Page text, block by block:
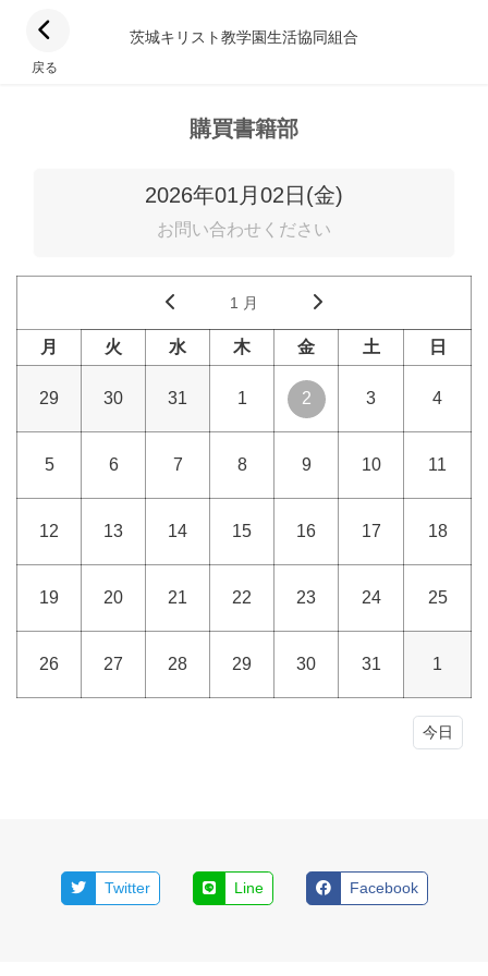
戻る
茨城キリスト教学園生活協同組合
購買書籍部
2026年01月02日(金)
お問い合わせください
1 月
月 火 水 木 金 土 日
29 30 31 1 2 3 4
5 6 7 8 9 10 11
12 13 14 15 16 17 18
19 20 21 22 23 24 25
26 27 28 29 30 31 1
今日
Twitter Line Facebook